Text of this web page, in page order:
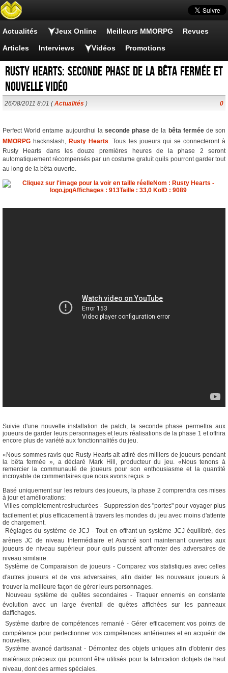
Actualités Jeux Online Meilleurs MMORPG Revues
Articles Interviews Vidéos Promotions
Rusty Hearts: seconde phase de la bêta fermée et
nouvelle vidéo
26/08/2011 8:01 (Actualités ) 0
Perfect World entame aujourdhui la seconde phase de la bêta ferméede son
MMORPG hacknslash, Rusty Hearts. Tous les joueurs qui se connecteront à
Rusty Hearts dans les douze premières heures de la phase 2 seront
automatiquement récompensés par un costume gratuit quils pourront garder tout
au long de la bêta ouverte.
Suivie d'une nouvelle installation de patch, la seconde phase permettra aux
joueurs de garder leurs personnages et leurs réalisations de la phase 1 et offrira
encore plus de variété aux fonctionnalités du jeu.
«Nous sommes ravis que Rusty Hearts ait attiré des milliers de joueurs pendant
la bêta fermée », a déclaré Mark Hill, producteur du jeu. «Nous tenons à
remercier la communauté de joueurs pour son enthousiasme et la quantité
incroyable de commentaires que nous avons reçus. »
Basé uniquement sur les retours des joueurs, la phase 2 comprendra ces mises
à jour et améliorations:
 Villes complètement restructurées - Suppression des "portes" pour voyager plus
facilement et plus efficacement à travers les mondes du jeu avec moins d'attente
de chargement.
 Réglages du système de JCJ - Tout en offrant un système JCJ équilibré, des
arènes JC de niveau Intermédiaire et Avancé sont maintenant ouvertes aux
joueurs de niveau supérieur pour quils puissent affronter des adversaires de
niveau similaire.
 Système de Comparaison de joueurs - Comparez vos statistiques avec celles
d'autres joueurs et de vos adversaires, afin daider les nouveaux joueurs à
trouver la meilleure façon de gérer leurs personnages.
 Nouveau système de quêtes secondaires - Traquer ennemis en constante
évolution avec un large éventail de quêtes affichées sur les panneaux
daffichages.
 Système darbre de compétences remanié - Gérer efficacement vos points de
compétence pour perfectionner vos compétences antérieures et en acquérir de
nouvelles.
 Système avancé dartisanat - Démontez des objets uniques afin d'obtenir des
matériaux précieux qui pourront être utilisés pour la fabrication dobjets de haut
niveau, dont des armes spéciales.